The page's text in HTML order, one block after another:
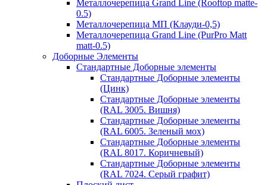
Металлочерепица Grand Line (Rooftop matte-
0.5)
Металлочерепица МП (Клауди-0,5)
Металлочерепица Grand Line (PurPro Matt
matt-0.5)
Доборные Элементы
Стандартные Доборные элементы
Стандартные Доборные элементы
(Цинк)
Стандартные Доборные элементы
(RAL 3005. Вишня)
Стандартные Доборные элементы
(RAL 6005. Зеленый мох)
Стандартные Доборные элементы
(RAL 8017. Коричневый)
Стандартные Доборные элементы
(RAL 7024. Серый графит)